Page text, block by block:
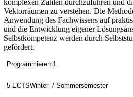
komplexen Zahlen durchzuführen und
Vektorräumen zu verstehen. Die
Anwendung des Fachwissens auf
und die Entwicklung eigener
Selbstkompetenz werden durch
gefördert.
Programmieren 1
5 ECTSWinter- / Sommersemester